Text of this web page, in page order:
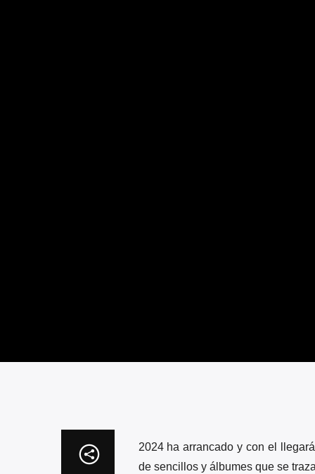
2024 ha arrancado y con el
de sencillos y álbumes que se